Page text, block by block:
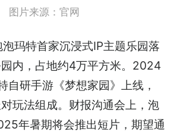
图片来源：官网
玛特首家沉浸式IP主题乐园落
内，占地约4万平方米。2024
自研手游《梦想家园》上线，
玩法组成。财报沟通会上，泡
年暑期将会推出短片，期望通